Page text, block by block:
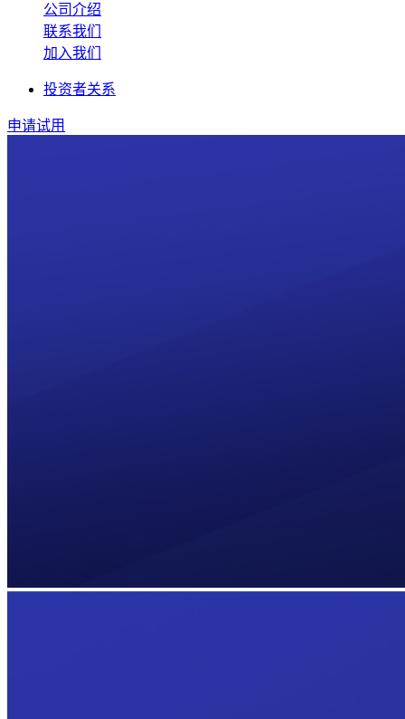
公司介绍
联系我们
加入我们
投资者关系
申请试用